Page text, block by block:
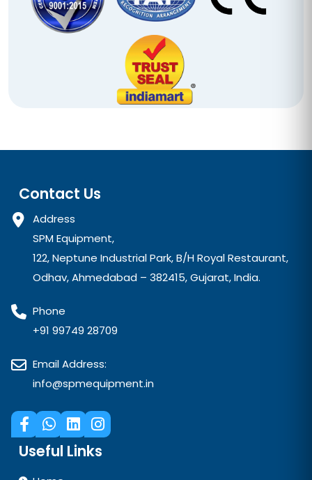
Contact Us
Address
SPM Equipment,
122, Neptune Industrial Park, B/H Royal Restaurant,
Odhav, Ahmedabad – 382415, Gujarat, India.
Phone
+91 99749 28709
Email Address:
info@spmequipment.in
Useful Links